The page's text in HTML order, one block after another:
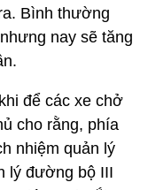
Bình thường
nay sẽ tăng
để các xe chở
cho rằng, phía
nhiệm quản lý
lý đường bộ III